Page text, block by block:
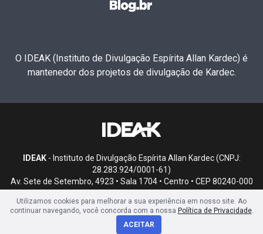
O IDEAK (Instituto de Divulgação Espírita Allan Kardec) é
mantenedor dos projetos de divulgação de Kardec.
IDEAK- Instituto de Divulgação Espírita Allan Kardec (CNPJ:
28.283.924/0001-61)
Av. Sete de Setembro, 4923 • Sala 1704 • Centro • CEP 80240-000
Utilizamos cookies para melhorar a sua experiência em nosso site. Ao
continuar navegando, você concorda com a nossa Política de Privacidade.
ACEITAR